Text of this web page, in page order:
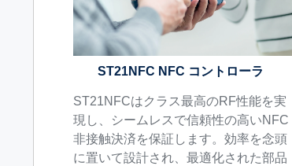
ST21NFC NFC コントローラ
ST21NFCはクラス最高のRF性能を実
現し、シームレスで信頼性の高いNFC
非接触決済を保証します。効率を念頭
に置いて設計され、最適化された部品